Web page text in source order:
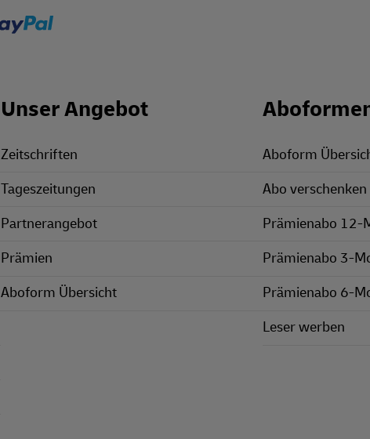
Unser Angebot
Zeitschriften
Tageszeitungen
Partnerangebot
Prämien
Aboform Übersicht
Aboform
Abo verschenken
Prämienabo 12-
Prämienabo 3-
Prämienabo 6-
Leser werben